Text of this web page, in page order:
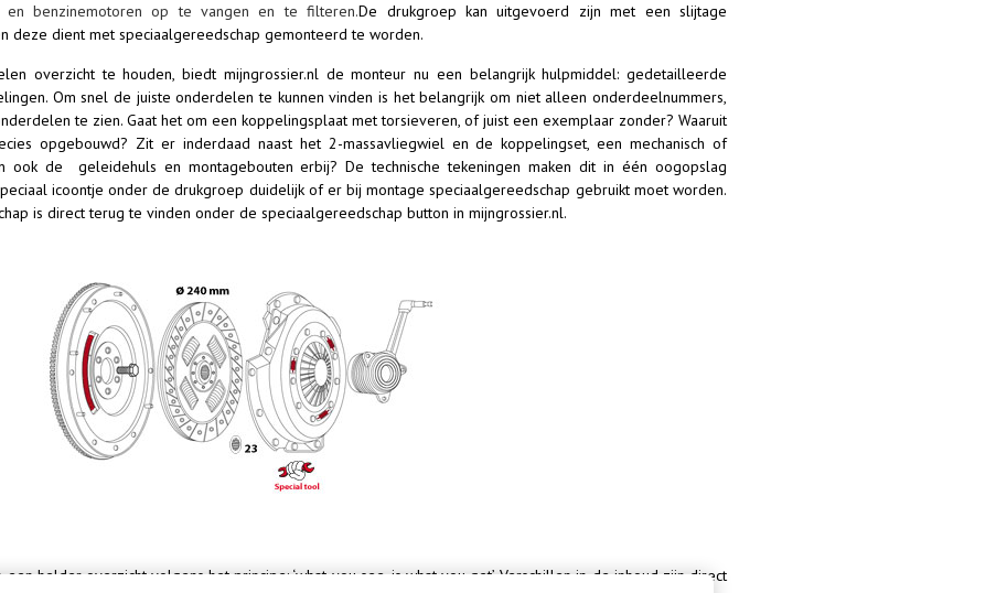
en benzinemotoren op te vangen en te filteren.De drukgroep kan uitgevoerd zijn met een slijtage
deze dient met speciaalgereedschap gemonteerd te worden.
overzicht te houden, biedt mijngrossier.nl de monteur nu een belangrijk hulpmiddel: gedetailleerde
Om snel de juiste onderdelen te kunnen vinden is het belangrijk om niet alleen onderdeelnummers,
te zien. Gaat het om een koppelingsplaat met torsieveren, of juist een exemplaar zonder? Waaruit
opgebouwd? Zit er inderdaad naast het 2-massavliegwiel en de koppelingset, een mechanisch of
ook de geleidehuls en montagebouten erbij? De technische tekeningen maken dit in één oogopslag
icoontje onder de drukgroep duidelijk of er bij montage speciaalgereedschap gebruikt moet worden.
is direct terug te vinden onder de speciaalgereedschap button in mijngrossier.nl.
een helder overzicht volgens het principe:‘what you see, is what you get’. Verschillen in de inhoud zijn direct